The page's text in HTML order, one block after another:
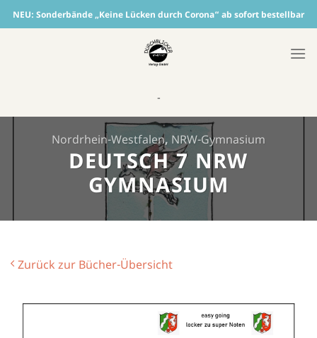
Skip
to
NEU: Sonderbände „Keine Lücken durch Corona“ ab sofort bestellbar
-
Nordrhein-Westfalen, NRW-Gymnasium
DEUTSCH 7 NRW
GYMNASIUM
Zurück zur Bücher-Übersicht